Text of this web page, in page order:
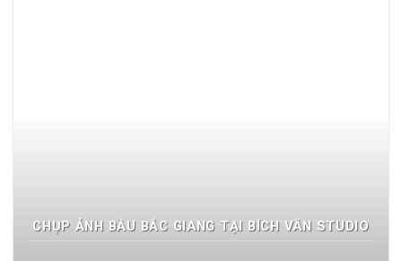
CHỤP ẢNH BẦU BẮC GIANG TẠI BÍCH VÂN STUDIO